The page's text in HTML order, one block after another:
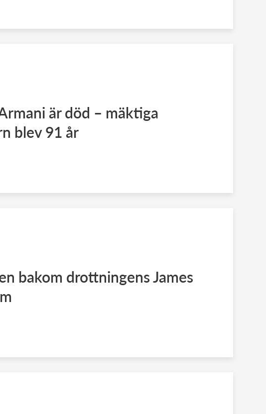
är död – mäktiga
blev 91 år
bakom drottningens James